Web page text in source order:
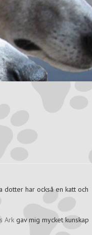
dotter har också en katt och
Ark gav mig mycket kunskap